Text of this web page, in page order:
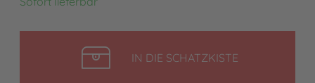
IN DIE SCHATZKISTELEGEN